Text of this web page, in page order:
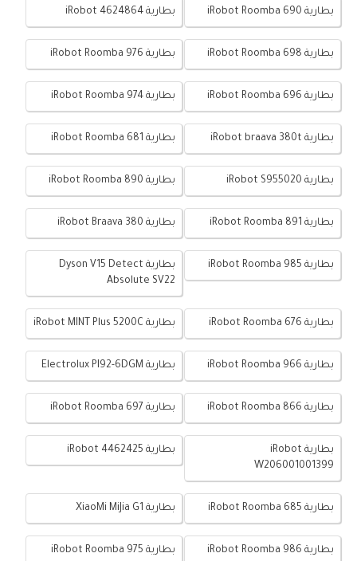
بطارية iRobot Roomba 690 بطارية iRobot 4624864
بطارية iRobot Roomba 698 بطارية iRobot Roomba 976
بطارية iRobot Roomba 696 بطارية iRobot Roomba 974
بطارية iRobot braava 380t بطارية iRobot Roomba 681
بطارية iRobot S955020 بطارية iRobot Roomba 890
بطارية iRobot Roomba 891 بطارية iRobot Braava 380
بطارية iRobot Roomba 985
بطارية Dyson V15 Detect
Absolute SV22
بطارية iRobot Roomba 676 بطارية iRobot MINT Plus 5200C
بطارية iRobot Roomba 966 بطارية Electrolux PI92-6DGM
بطارية iRobot Roomba 866 بطارية iRobot Roomba 697
بطارية iRobot
W206001001399
بطارية iRobot 4462425
بطارية iRobot Roomba 685 بطارية XiaoMi MiJia G1
بطارية iRobot Roomba 986 بطارية iRobot Roomba 975